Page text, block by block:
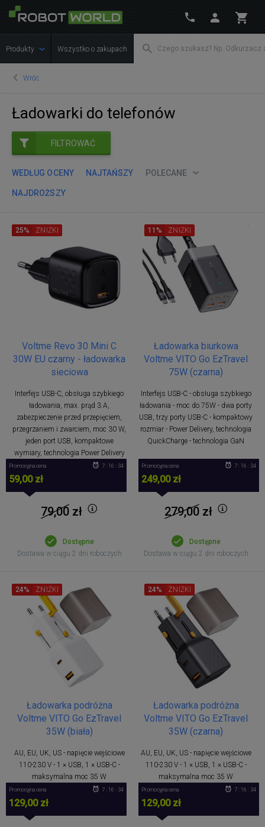
Produkty Wszystko o zakupach
Wróć
Ładowarki do telefonów
FILTROWAĆ
WEDŁUG OCENY NAJTAŃSZY POLECANE
NAJDROŻSZY
Voltme Revo 30 Mini C
30W EU czarny - ładowarka
sieciowa
Interfejs USB-C, obsługa szybkiego
ładowania, max. prąd 3 A,
zabezpieczenie przed przepięciem,
przegrzaniem i zwarciem, moc 30 W,
jeden port USB, kompaktowe
wymiary, technologia Power Delivery
25% ZNIŻKI
Promocyjna cena
59,00 zł
7 : 16 : 34
79,00 zł
Dostępne
Dostawa w ciągu 2 dni roboczych
Ładowarka biurkowa
Voltme VITO Go EzTravel
75W (czarna)
Interfejs USB-C - obsługa szybkiego
ładowania - moc do 75W - dwa porty
USB, trzy porty USB-C - kompaktowy
rozmiar - Power Delivery, technologia
QuickCharge - technologia GaN
11% ZNIŻKI
Promocyjna cena
249,00 zł
7 : 16 : 34
279,00zł
Dostępne
Dostawa w ciągu 2 dni roboczych
Ładowarka podróżna
Voltme VITO Go EzTravel
35W (biała)
AU, EU, UK, US - napięcie wejściowe
110-230 V - 1 × USB, 1 × USB-C -
maksymalna moc 35 W
24% ZNIŻKI
Promocyjna cena
129,00 zł
7 : 16 : 34
Ładowarka podróżna
Voltme VITO Go EzTravel
35W (czarna)
AU, EU, UK, US - napięcie wejściowe
110-230 V - 1 × USB, 1 × USB-C -
maksymalna moc 35 W
24% ZNIŻKI
Promocyjna cena
129,00 zł
7 : 16 : 34